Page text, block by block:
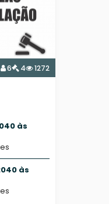
6 4 1272
às
às